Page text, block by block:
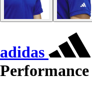
adidas